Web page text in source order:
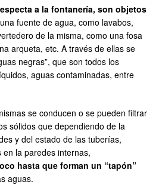
a la fontanería, son objetos
fuente de agua, como lavabos,
de la misma, como una fosa
arqueta, etc. A través de ellas se
negras”, que son todos los
aguas contaminadas, entre
se conducen o se pueden filtrar
sólidos que dependiendo de la
y del estado de las tuberías,
la paredes internas,
hasta que forman un “tapón”
aguas.